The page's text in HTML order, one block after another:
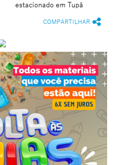
estacionado em Tupã
COMPARTILHAR